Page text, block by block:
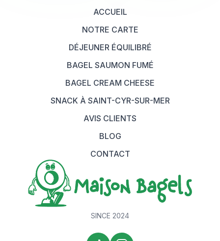
ACCUEIL
NOTRE CARTE
DÉJEUNER ÉQUILIBRÉ
BAGEL SAUMON FUMÉ
BAGEL CREAM CHEESE
SNACK À SAINT-CYR-SUR-MER
AVIS CLIENTS
BLOG
CONTACT
SINCE 2024